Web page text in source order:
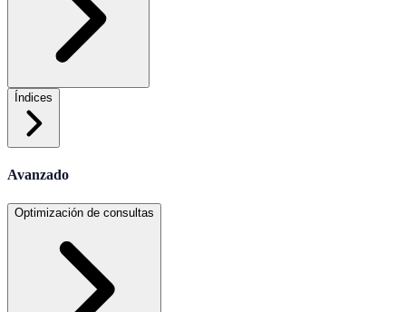
Índices
Avanzado
Optimización de consultas